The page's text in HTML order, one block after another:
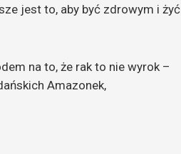
jest to, aby być zdrowym i żyć
na to, że rak to nie wyrok –
Amazonek,